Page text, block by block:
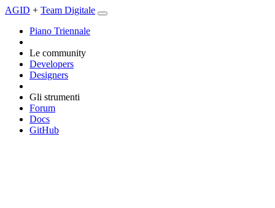
AGID + Team Digitale
Piano Triennale
Le community
Developers
Designers
Gli strumenti
Forum
Docs
GitHub